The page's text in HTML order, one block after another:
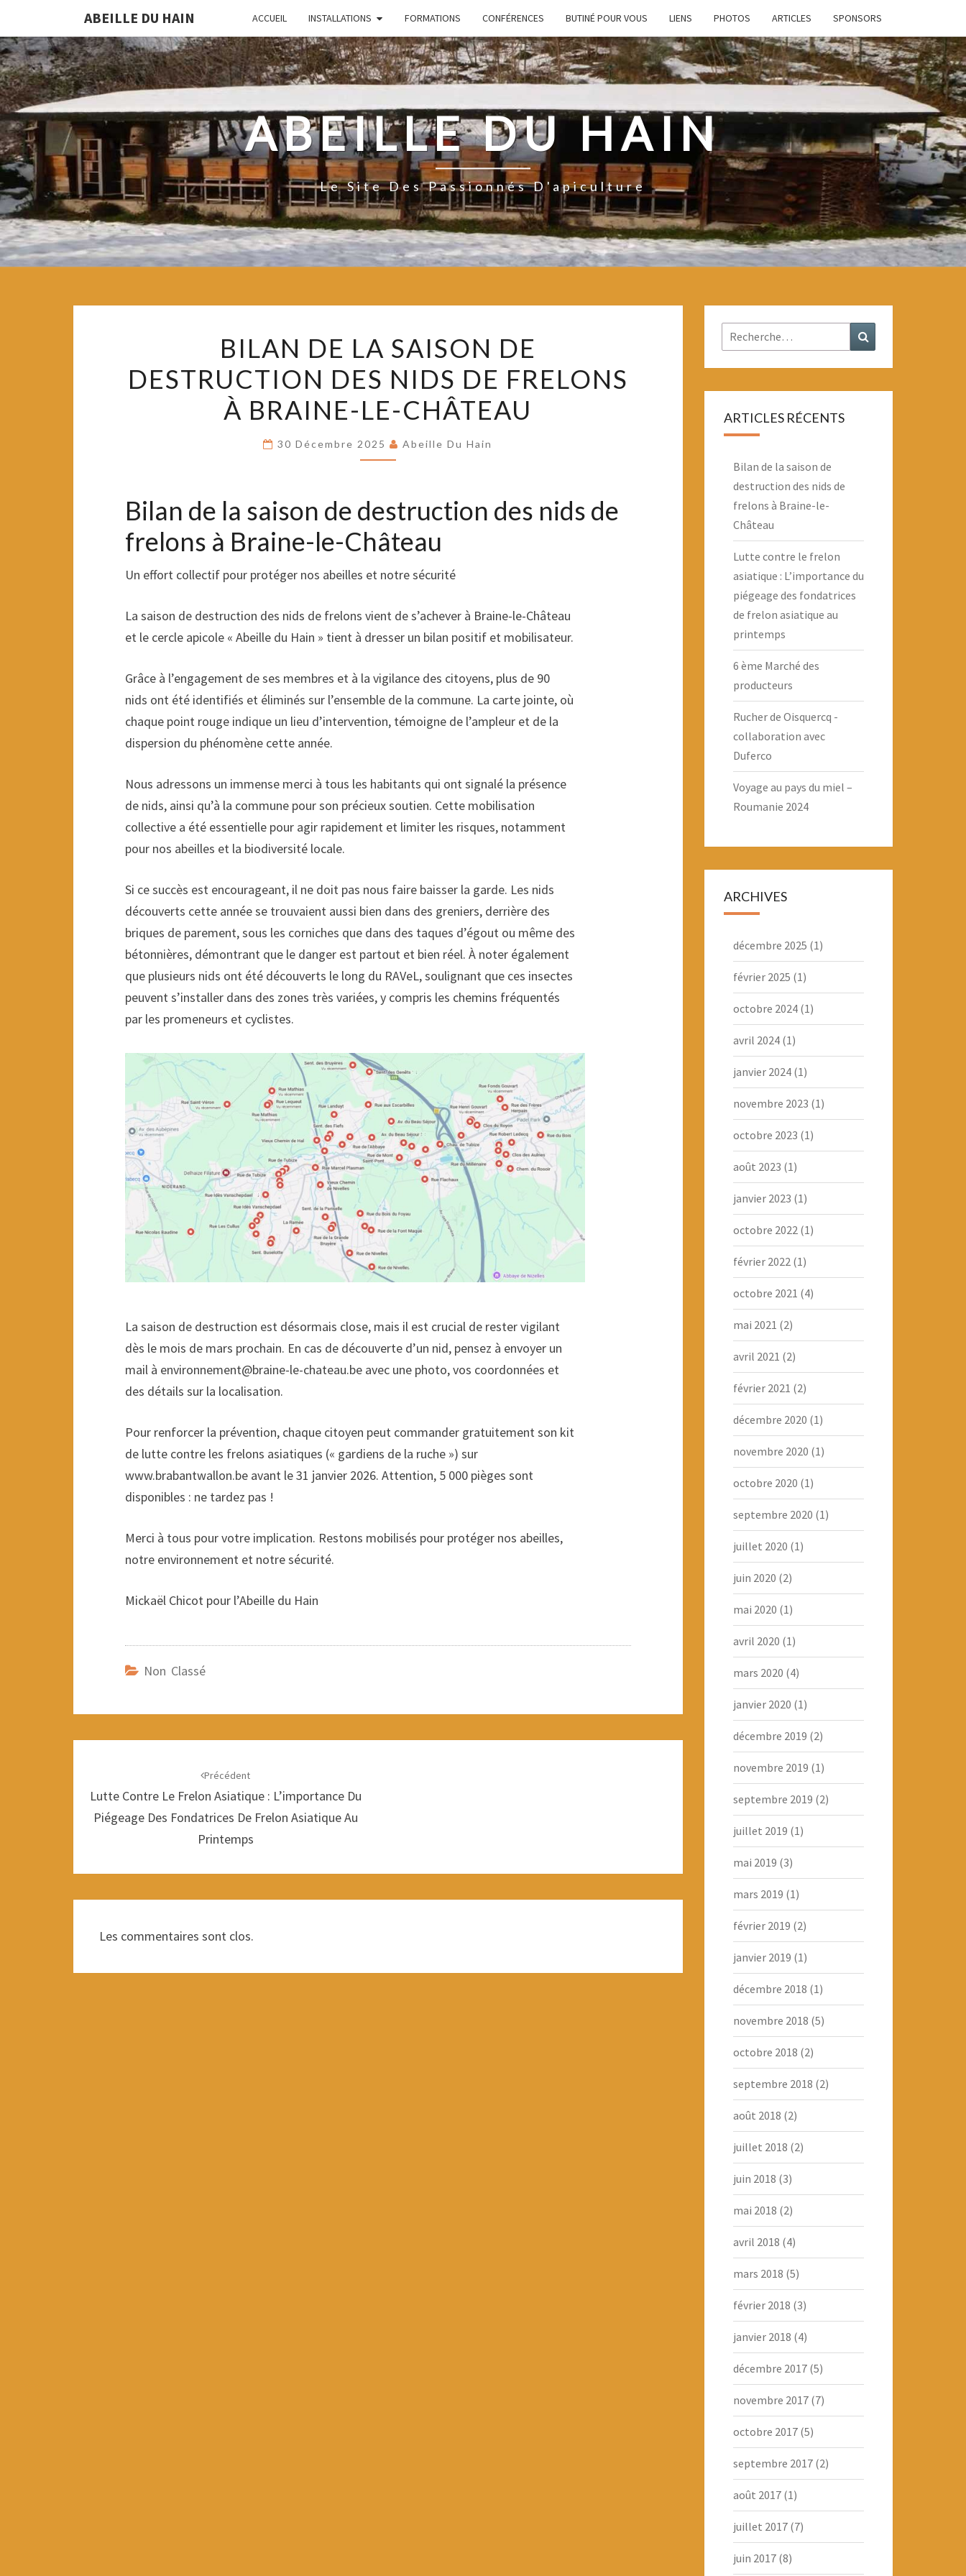
ABEILLE DU HAIN ACCUEIL INSTALLATIONS FORMATIONS CONFÉRENCES BUTINÉ POUR VOUS LIENS PHOTOS ARTICLES SPONSORS
ABEILLE DU HAIN
Le Site Des Passionnés D'apiculture
DE
LA
SAISON
DE
DESTRUCTION
DES
FRELONS
À
BRAINE-
CHÂTEAU
BILAN DE LA SAISON DE
DESTRUCTION DES NIDS DE FRELONS
À BRAINE-LE-CHÂTEAU
30 Décembre 2025 Abeille Du Hain
Bilan de la saison de destruction des nids de
frelons à Braine-le-Château
Un effort collectif pour protéger nos abeilles et notre sécurité
La saison de destruction des nids de frelons vient de s’achever à Braine-le-Château
et le cercle apicole « Abeille du Hain » tient à dresser un bilan positif et mobilisateur.
Grâce à l’engagement de ses membres et à la vigilance des citoyens, plus de 90
nids ont été identifiés et éliminés sur l’ensemble de la commune. La carte jointe, où
chaque point rouge indique un lieu d’intervention, témoigne de l’ampleur et de la
dispersion du phénomène cette année.
Nous adressons un immense merci à tous les habitants qui ont signalé la présence
de nids, ainsi qu’à la commune pour son précieux soutien. Cette mobilisation
collective a été essentielle pour agir rapidement et limiter les risques, notamment
pour nos abeilles et la biodiversité locale.
Si ce succès est encourageant, il ne doit pas nous faire baisser la garde. Les nids
découverts cette année se trouvaient aussi bien dans des greniers, derrière des
briques de parement, sous les corniches que dans des taques d’égout ou même des
bétonnières, démontrant que le danger est partout et bien réel. À noter également
que plusieurs nids ont été découverts le long du RAVeL, soulignant que ces insectes
peuvent s’installer dans des zones très variées, y compris les chemins fréquentés
par les promeneurs et cyclistes.
La saison de destruction est désormais close, mais il est crucial de rester vigilant
dès le mois de mars prochain. En cas de découverte d’un nid, pensez à envoyer un
mail à environnement@braine-le-chateau.be avec une photo, vos coordonnées et
des détails sur la localisation.
Pour renforcer la prévention, chaque citoyen peut commander gratuitement son kit
de lutte contre les frelons asiatiques (« gardiens de la ruche ») sur
www.brabantwallon.be avant le 31 janvier 2026. Attention, 5 000 pièges sont
disponibles : ne tardez pas !
Merci à tous pour votre implication. Restons mobilisés pour protéger nos abeilles,
notre environnement et notre sécurité.
Mickaël Chicot pour l’Abeille du Hain
Non Classé
Précédent
Lutte Contre Le Frelon Asiatique : L’importance Du
Piégeage Des Fondatrices De Frelon Asiatique Au
Printemps
Les commentaires sont clos.
Rechercher :
ARTICLES RÉCENTS
Bilan de la saison de
destruction des nids de
frelons à Braine-le-
Château
Lutte contre le frelon
asiatique : L’importance du
piégeage des fondatrices
de frelon asiatique au
printemps
6 ème Marché des
producteurs
Rucher de Oisquercq -
collaboration avec
Duferco
Voyage au pays du miel –
Roumanie 2024
ARCHIVES
décembre 2025 (1)
février 2025 (1)
octobre 2024(1)
avril 2024(1)
janvier 2024(1)
novembre 2023 (1)
octobre 2023 (1)
août 2023 (1)
janvier 2023 (1)
octobre 2022(1)
février 2022(1)
octobre 2021 (4)
mai 2021 (2)
avril 2021 (2)
février 2021 (2)
décembre 2020 (1)
novembre 2020 (1)
octobre 2020 (1)
septembre 2020 (1)
juillet 2020 (1)
juin 2020 (2)
mai 2020 (1)
avril 2020 (1)
mars 2020 (4)
janvier 2020 (1)
décembre 2019 (2)
novembre 2019 (1)
septembre 2019 (2)
juillet 2019 (1)
mai 2019 (3)
mars 2019 (1)
février 2019 (2)
janvier 2019 (1)
décembre 2018 (1)
novembre 2018 (5)
octobre 2018 (2)
septembre 2018 (2)
août 2018 (2)
juillet 2018 (2)
juin 2018 (3)
mai 2018 (2)
avril 2018 (4)
mars 2018 (5)
février 2018 (3)
janvier 2018 (4)
décembre 2017(5)
novembre 2017(7)
octobre 2017(5)
septembre 2017(2)
août 2017(1)
juillet 2017(7)
juin 2017(8)